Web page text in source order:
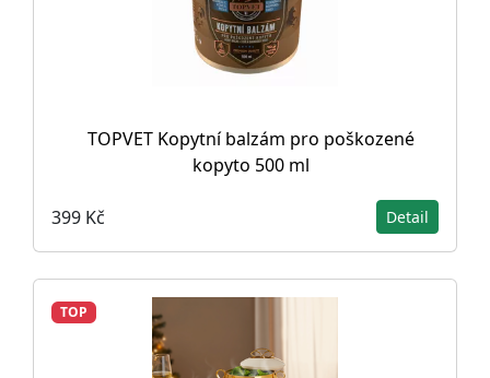
TOPVET Kopytní balzám pro poškozené
kopyto 500 ml
399 Kč Detail
TOP